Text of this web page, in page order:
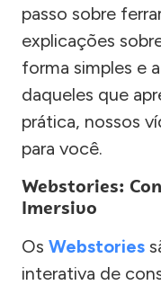
passo sobre
explicações
forma simples e
daqueles que
prática, nossos
para você.
Webstories:
Imersivo
Os Webstories
interativa de